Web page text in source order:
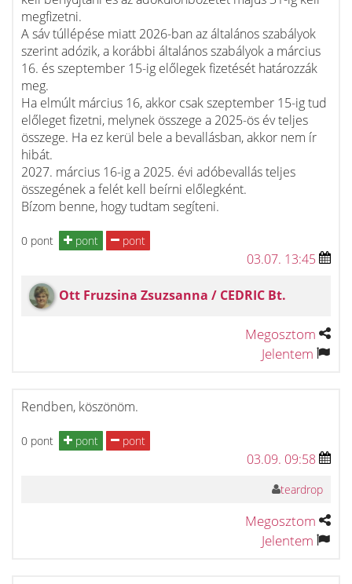
megfizetni.
A sáv túllépése miatt 2026-ban az általános szabályok
szerint adózik, a korábbi általános szabályok a március
16. és szeptember 15-ig előlegek fizetését határozzák
meg.
Ha elmúlt március 16, akkor csak szeptember 15-ig tud
előleget fizetni, melynek összege a 2025-ös év teljes
összege. Ha ez kerül bele a bevallásban, akkor nem ír
hibát.
2027. március 16-ig a 2025. évi adóbevallás teljes
összegének a felét kell beírni előlegként.
Bízom benne, hogy tudtam segíteni.
0 pont pont pont
03.07. 13:45
Ott Fruzsina Zsuzsanna / CEDRIC Bt.
Megosztom
Jelentem
Rendben, köszönöm.
0 pont pont pont
03.09. 09:58
teardrop
Megosztom
Jelentem